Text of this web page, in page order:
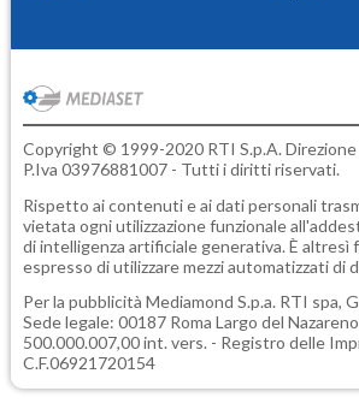
Copyright © 1999-2020 RTI S.p.A.
P.Iva 03976881007 - Tutti i diritti riservati.
Rispetto ai contenuti e ai dati personali
vietata ogni utilizzazione funzionale
di intelligenza artificiale generativa. È altresì
espresso di utilizzare mezzi automatizzati di
Per la pubblicità Mediamond S.p.a. RTI spa,
Sede legale: 00187 Roma Largo del
500.000.007,00 int. vers. - Registro delle
C.F.06921720154